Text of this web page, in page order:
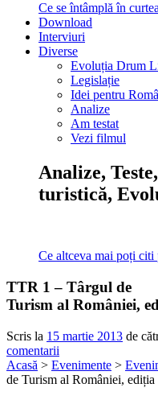
Ce se întâmplă în
Download
Interviuri
Diverse
Evoluția Drum
Legislație
Idei pentru
Analize
Am testat
Vezi filmul
Analize,
turistică,
Ce altceva mai poți citi
TTR 1 – Târgul de
Turism al României,
Scris la 15 martie 2013 de
comentarii
Acasă > Evenimente >
de Turism al României,